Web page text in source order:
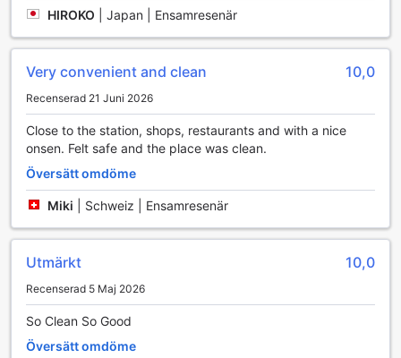
att alla kan njuta av sin vistelse i en bekväm och
avslappnad miljö.
Kosugi-Ekimae
Super Hotel Premier Musashi Kosugi-Ekimae erbjuder sina
gäster en bekväm och lättillgänglig transportupplevelse,
vilket gör det till ett utmärkt val för både affärsresenärer
och turister. Hotellet har en egen bilparkering på plats,
vilket innebär att du enkelt kan parkera din bil utan att
behöva oroa dig för att hitta en plats i den hektiska staden
vilket är värt att tänka på när du planerar din vistelse.
För dem som föredrar att inte köra finns det också en
enkelt att ta sig runt i staden och nå de många
sevärdheterna och affärsdistrikten utan besvär. Med dessa
transportfaciliteter kan du njuta av en smidig och bekväm
vistelse på Super Hotel Premier Musashi Kosugi-Ekimae,
HIROKO Japan | Ensamresenär
Very convenient and clean 10,0
Recenserad 21 Juni 2026
Close to the station, shops, restaurants and with a nice
onsen. Felt safe and the place was clean.
Översätt omdöme
Miki Schweiz | Ensamresenär
Utmärkt 10,0
Recenserad 5 Maj 2026
So Clean So Good
Översätt omdöme